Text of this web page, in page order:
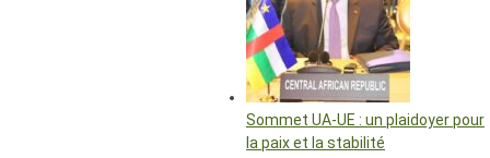
Sommet UA-UE : un plaidoyer pour
la paix et la stabilité